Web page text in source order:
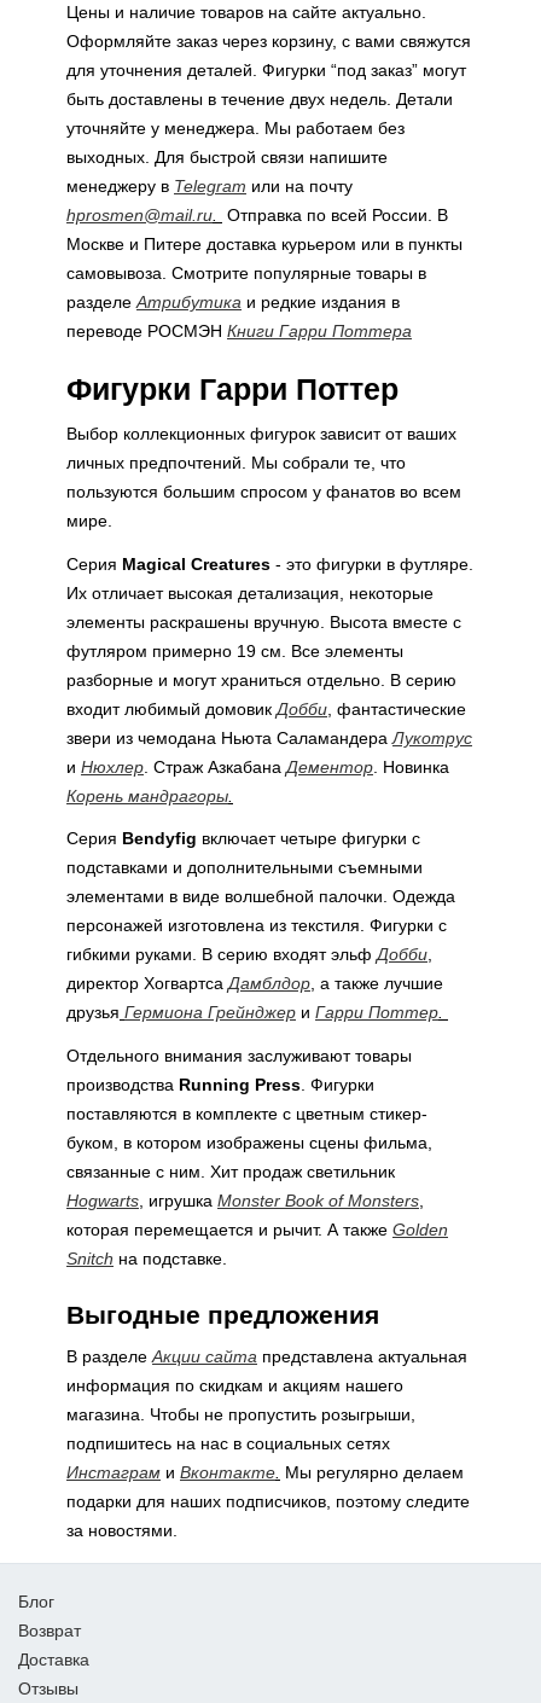
Цены и наличие товаров на сайте актуально.
Оформляйте заказ через корзину, с вами свяжутся
для уточнения деталей. Фигурки “под заказ” могут
быть доставлены в течение двух недель. Детали
уточняйте у менеджера. Мы работаем без
выходных. Для быстрой связи напишите
менеджеру в Telegram или на почту
hprosmen@mail.ru
Отправка по всей России. В
Москве и Питере доставка курьером или в пункты
самовывоза. Смотрите популярные товары в
разделе Атрибутика и редкие издания в
переводе РОСМЭН Книги Гарри Поттера
Фигурки Гарри Поттер
Выбор коллекционных фигурок зависит от ваших
личных предпочтений. Мы собрали те, что
пользуются большим спросом у фанатов во всем
мире.
Серия Magical Creatures - это фигурки в футляре.
Их отличает высокая детализация, некоторые
элементы раскрашены вручную. Высота вместе с
футляром примерно 19 см. Все элементы
разборные и могут храниться отдельно. В серию
входит любимый домовик Добби , фантастические
звери из чемодана Ньюта Саламандера Лукотрус
и Нюхлер . Страж Азкабана Дементор . Новинка
Корень мандрагоры
Серия Bendyfig включает четыре фигурки с
подставками и дополнительными съемными
элементами в виде волшебной палочки. Одежда
персонажей изготовлена из текстиля. Фигурки с
гибкими руками. В серию входят эльф Добби
директор Хогвартса Дамблдор , а также лучшие
друзья Гермиона Грейнджер и Гарри Поттер
Отдельного внимания заслуживают товары
производства Running Press . Фигурки
поставляются в комплекте с цветным стикер-
буком, в котором изображены сцены фильма,
связанные с ним. Хит продаж светильник
Hogwarts , игрушка Monster Book of Monsters
которая перемещается и рычит. А также Golden
Snitch на подставке.
Выгодные предложения
В разделе Акции сайта представлена актуальная
информация по скидкам и акциям нашего
магазина. Чтобы не пропустить розыгрыши,
подпишитесь на нас в социальных сетях
Инстаграм и Вконтакте Мы регулярно делаем
подарки для наших подписчиков, поэтому следите
за новостями.
Блог
Возврат
Доставка
Отзывы